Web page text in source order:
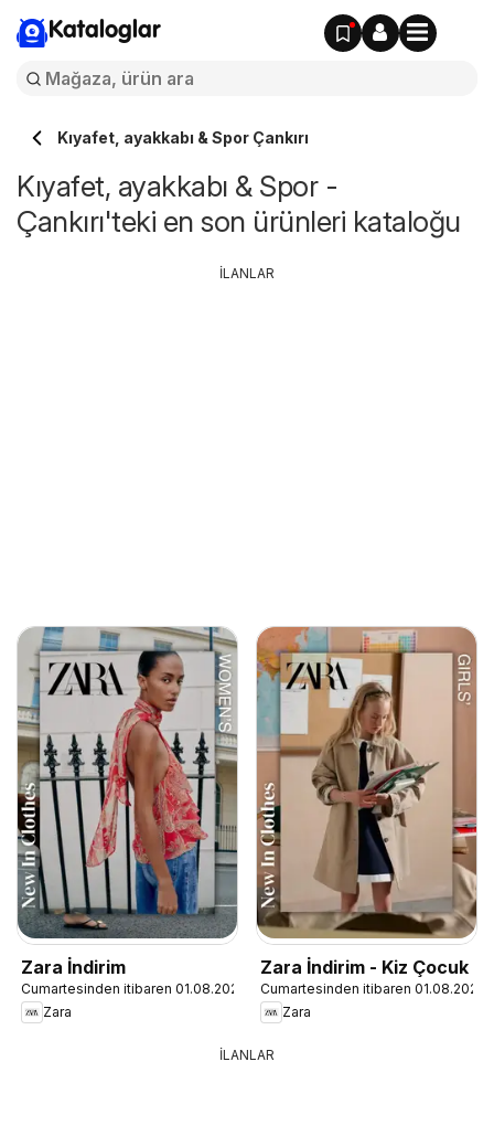
Kataloglar
Kıyafet, ayakkabı & Spor Çankırı
Kıyafet, ayakkabı & Spor -
Çankırı'teki en son ürünleri kataloğu
Zara İndirim
Cumartesinden itibaren 01.08.2026
Zara
Zara İndirim - Kiz Çocuk
Cumartesinden itibaren 01.08.2026
Zara
İLANLAR
İLANLAR